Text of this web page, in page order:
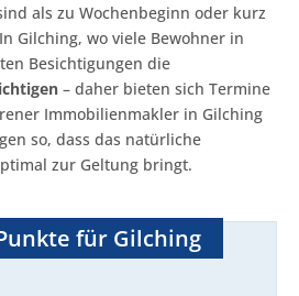
als zu Wochenbeginn oder kurz
Gilching, wo viele Bewohner in
Besichtigungen die
– daher bieten sich Termine
Immobilienmakler in Gilching
so, dass das natürliche
zur Geltung bringt.
für Gilching